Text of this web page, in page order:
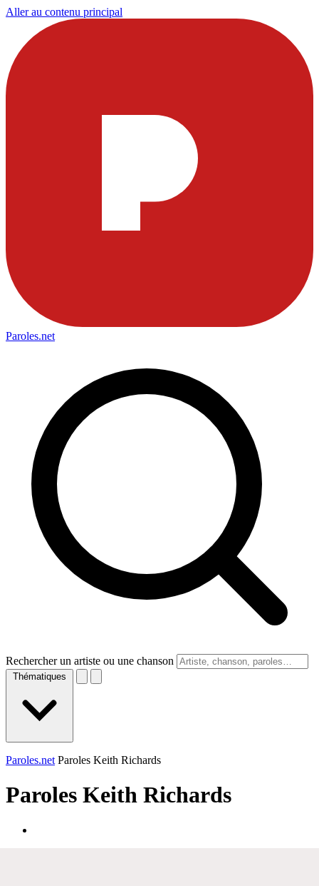
Aller au contenu principal
Paroles.net
Rechercher un artiste ou une chanson
Thématiques
Paroles.net Paroles Keith Richards
Paroles Keith Richards